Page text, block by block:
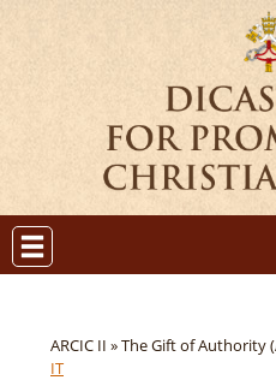
ARCIC II »The Gift of Authority
IT